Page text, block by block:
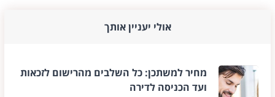
אולי יעניין אותך
מחיר למשתכן: כל השלבים מהרישום לזכאות
ועד הכניסה לדירה